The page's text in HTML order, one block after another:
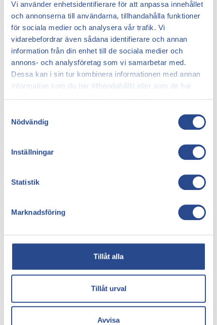
Vi använder enhetsidentifierare för att anpassa innehållet
och annonserna till användarna, tillhandahålla funktioner
för sociala medier och analysera vår trafik. Vi
vidarebefordrar även sådana identifierare och annan
information från din enhet till de sociala medier och
annons- och analysföretag som vi samarbetar med.
Dessa kan i sin tur kombinera informationen med annan
information som du har tillhandahållit eller som de har
Nödvändig
Inställningar
Statistik
Marknadsföring
Tillåt alla
Tillåt urval
Avvisa
kan det ta någraveckor till flera månader för
symtomen att avta och för huden att återfå
sinnormala färg och struktur.
2. Smärtbehandling efter åderbråcksoperation
Smärta efter åderbråckbehandlingar är
vanligtförekommande, särskilt under de första
dagarna efter ingreppet. Läkare kanordinera
följa läkarens instruktioner noggrant ochundvika att
överanstränga det behandlade området för att
3. Sannolikheten för återkomst av åderbråck
betydandelindring från symtom och förbättra
viktigt att förstå att åderbråck är en kronisk sjukdom
och attandra åderbråck kan utvecklas i framtiden.
För att minska risken för återfallär det viktigt att följa
läkarens råd om eftervård och eventuellt
användakompressionsstrumpor för att stödja venöst
flöde.
Sammanfattning – Livet efter en
åderbråcksbehandling